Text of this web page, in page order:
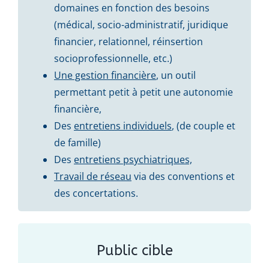
domaines en fonction des besoins
(médical, socio-administratif, juridique
financier, relationnel, réinsertion
socioprofessionnelle, etc.)
Une gestion financière, un outil
permettant petit à petit une autonomie
financière,
Des entretiens individuels, (de couple et
de famille)
Des entretiens psychiatriques,
Travail de réseau via des conventions et
des concertations.
Public cible